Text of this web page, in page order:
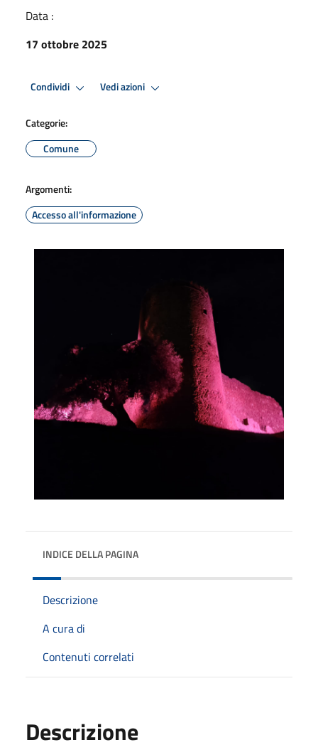
Data :
17 ottobre 2025
Condividi Vedi azioni
Categorie:
Comune
Argomenti:
Accesso all'informazione
INDICE DELLA PAGINA
Descrizione
A cura di
Contenuti correlati
Descrizione